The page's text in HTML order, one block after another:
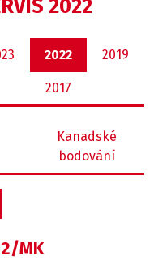
2022
2022 2019
2017
Kanadské
bodování
MK